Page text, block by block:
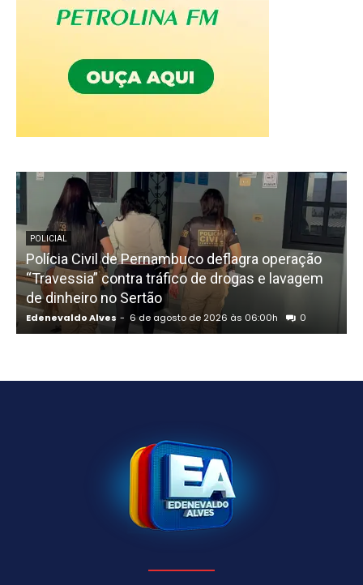
POLICIAL
Polícia Civil de Pernambuco deflagra operação
“Travessia” contra tráfico de drogas e lavagem
de dinheiro no Sertão
Edenevaldo Alves - 6 de agosto de 2026 às 06:00h 0